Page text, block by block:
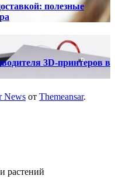
полезные
3D-принтеров в
News от Themeansar.
растений